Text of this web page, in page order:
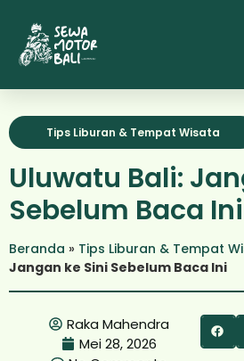
Tips Liburan & Tempat Wisata
Uluwatu Bali:
Sebelum Baca Ini
Beranda » Tips Liburan & Tempat
Jangan ke Sini Sebelum Baca Ini
Raka Mahendra
Mei 28, 2026